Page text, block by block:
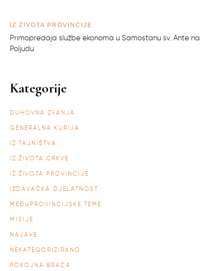
IZ ŽIVOTA PROVINCIJE
Primopredaja službe ekonoma u Samostanu sv. Ante na
Poljudu
Kategorije
DUHOVNA ZVANJA
GENERALNA KURIJA
IZ TAJNIŠTVA
IZ ŽIVOTA CRKVE
IZ ŽIVOTA PROVINCIJE
IZDAVAČKA DJELATNOST
MEĐUPROVINCIJSKE TEME
MISIJE
NAJAVE
NEKATEGORIZIRANO
POKOJNA BRAĆA